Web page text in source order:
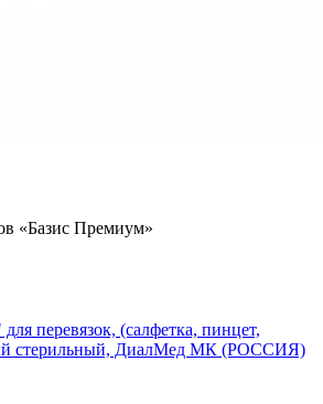
«Базис Премиум»
перевязок, (салфетка, пинцет,
стерильный, ДиалМед МК (РОССИЯ)